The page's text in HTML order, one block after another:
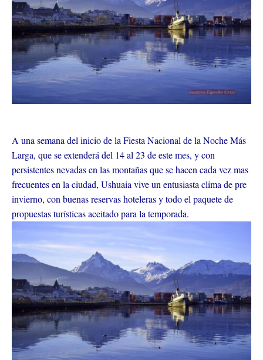
A una semana del inicio de la Fiesta Nacional de la Noche Más
Larga, que se extenderá del 14 al 23 de este mes, y con
persistentes nevadas en las montañas que se hacen cada vez mas
frecuentes en la ciudad, Ushuaia vive un entusiasta clima de pre
invierno, con buenas reservas hoteleras y todo el paquete de
propuestas turísticas aceitado para la temporada.